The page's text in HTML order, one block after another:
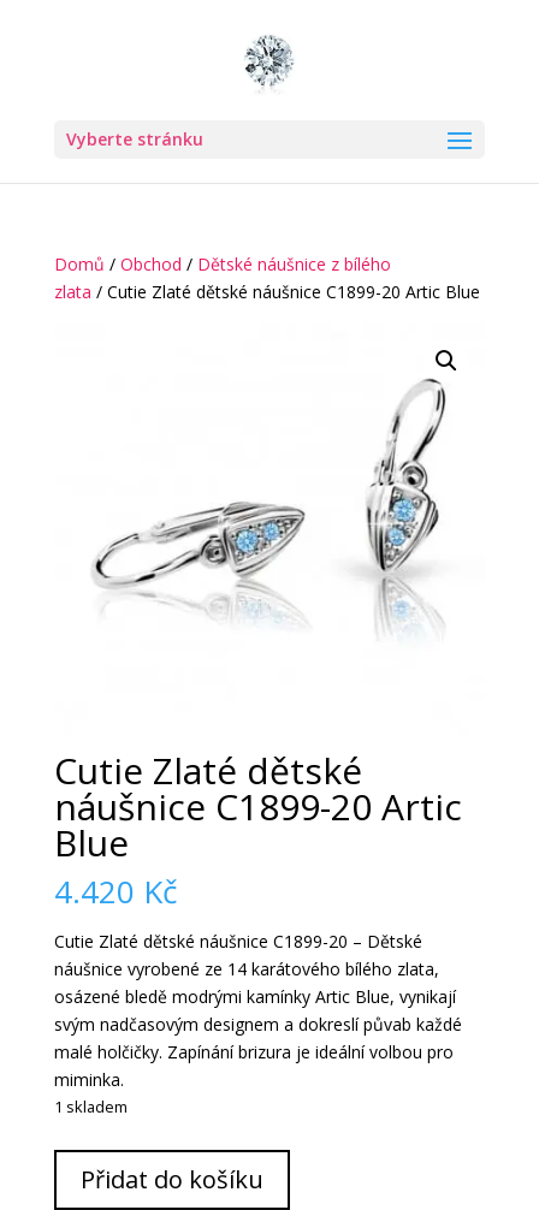
Vyberte stránku
Domů / Obchod / Dětské náušnice z bílého
zlata / Cutie Zlaté dětské náušnice C1899-20 Artic Blue
Cutie Zlaté dětské
náušnice C1899-20 Artic
Blue
4.420 Kč
Cutie Zlaté dětské náušnice C1899-20 – Dětské
náušnice vyrobené ze 14 karátového bílého zlata,
osázené bledě modrými kamínky Artic Blue, vynikají
svým nadčasovým designem a dokreslí půvab každé
malé holčičky. Zapínání brizura je ideální volbou pro
miminka.
1 skladem
ZlatéPřidat do košíku